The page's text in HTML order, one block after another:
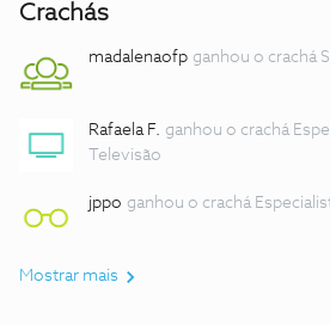
Crachás
madalenaofp ganhou o crachá
Rafaela F. ganhou o crachá
Televisão
jppo ganhou o crachá
Mostrar mais